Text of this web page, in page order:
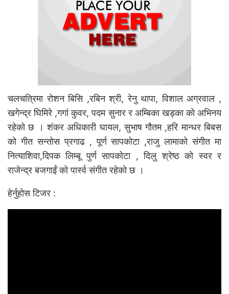
चलचत्रिमा रोशन बिसि ,रबिन श्री, रेनु थापा, विशाल अग्रवाल ,
खगेन्द्र घिमिरे ,गगां कुवर, पदम सुनार र अम्बिका खड्का को अभिनय
रहेको छ । शंकर अधिकारी घायल, सुभाष गौतम ,हरि मान्धर बिबस
को गीत सन्तोस प्रगाढ , पूर्ण सापकोटा ,राजु लामाको संगीत मा
नित्याशिवा,दिपक लिम्बू पुर्ण सापकोटा , दिलु श्रेष्ठ को स्वर र
राजेन्द्र बजगाईं को पार्स्व संगीत रहेको छ ।
हेर्नुहोस टिजर :